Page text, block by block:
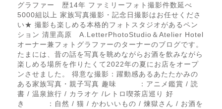
グラファー 歴14年 ファミリーフォト撮影件数延べ
5000組以上 家族写真撮影・記念日撮影はお任せくださ
い★ 撮影も楽しめる本格的フォトスタジオがあるペン
ション 清里高原 A.LetterPhotoStudio＆Atelier Hotel
オーナー兼フォトグラファーのターナーのブログです。
たまには、昔の話を写真を眺めながらお酒を飲みながら
楽しめる場所を作りたくて2022年の夏にお店をオープ
ンさせました。 得意な撮影：躍動感あるあたたかみの
ある家族写真・親子写真 趣味 ：アニメ鑑賞 / 読
書 / 温泉旅行 / カラオケ /レトロ喫茶店巡り 好
き ：自然 / 猫 / かわいいもの / 煉獄さん / お酒を